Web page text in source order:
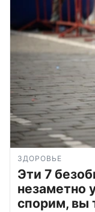
ЗДОРОВЬЕ
Эти 7
незаметно
спорим, вы